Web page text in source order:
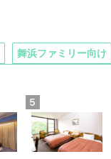
舞浜ファミリー向け